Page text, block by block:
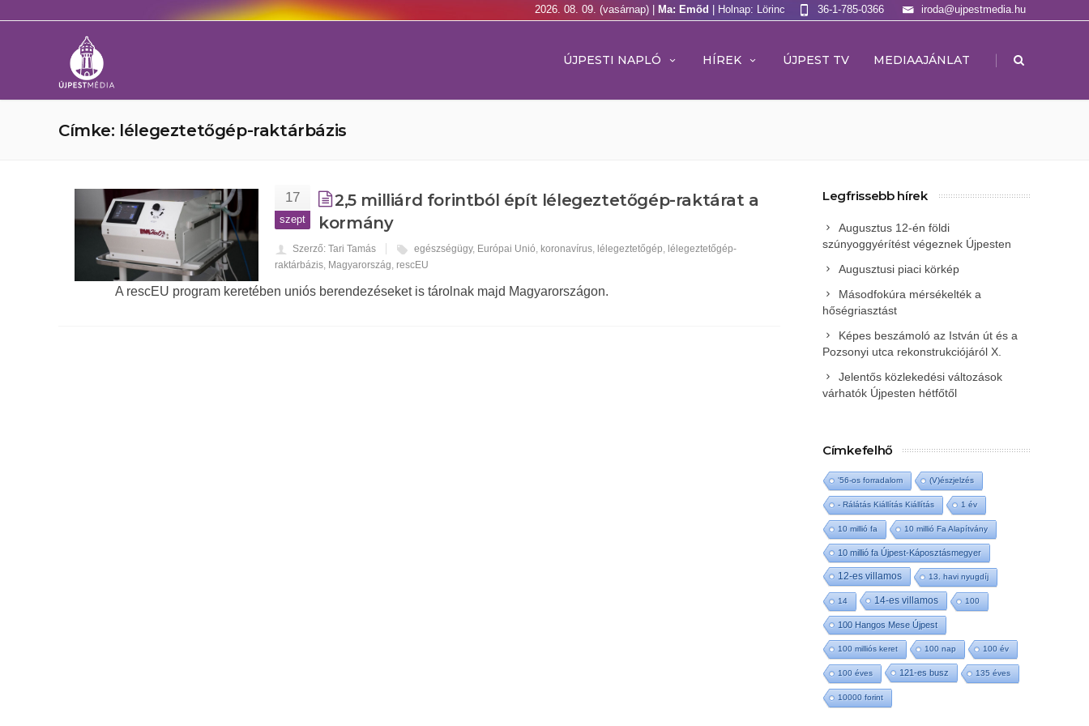
2026. 08. 09. (vasárnap) | Ma: Emõd | Holnap: Lörinc iroda@ujpestmedia.hu
36-1-785-0366
ÚJPESTI NAPLÓ HÍREK ÚJPEST TV MEDIAAJÁNLAT |
Címke: lélegeztetőgép-raktárbázis
17
szept
2,5 milliárd forintból épít lélegeztetőgép-raktárat a
kormány
Szerző: Tari Tamás egészségügy, Európai Unió, koronavírus, lélegeztetőgép, lélegeztetőgép-
raktárbázis, Magyarország, rescEU
A rescEU program keretében uniós berendezéseket is tárolnak majd Magyarországon.
Legfrissebb hírek
Augusztus 12-én földi
szúnyoggyérítést végeznek Újpesten
Augusztusi piaci körkép
Másodfokúra mérsékelték a
hőségriasztást
Képes beszámoló az István út és a
Pozsonyi utca rekonstrukciójáról X.
Jelentős közlekedési változások
várhatók Újpesten hétfőtől
Címkefelhő
'56-os forradalom (V)észjelzés
- Rálátás Kiállítás Kiállítás 1 év
10 millió fa 10 millió Fa Alapítvány
10 millió fa Újpest-Káposztásmegyer
12-es villamos 13. havi nyugdíj
14 14-es villamos 100
100 Hangos Mese Újpest
100 milliós keret 100 nap 100 év
100 éves 121-es busz 135 éves
10000 forint